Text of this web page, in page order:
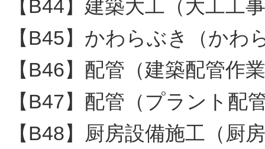
【B44】建築大工（大工工
【B45】かわらぶき（かわ
【B46】配管（建築配管作
【B47】配管（プラント配
【B48】厨房設備施工（厨